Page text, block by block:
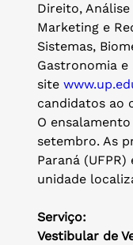
Direito,
Marketing e
Sistemas,
Gastronomia e
site
candidatos ao
O
setembro. As
Paraná
unidade
Serviço:
Vestibular de